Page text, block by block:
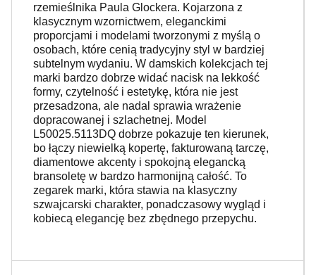
rzemieślnika Paula Glockera. Kojarzona z
klasycznym wzornictwem, eleganckimi
proporcjami i modelami tworzonymi z myślą o
osobach, które cenią tradycyjny styl w bardziej
subtelnym wydaniu. W damskich kolekcjach tej
marki bardzo dobrze widać nacisk na lekkość
formy, czytelność i estetykę, która nie jest
przesadzona, ale nadal sprawia wrażenie
dopracowanej i szlachetnej. Model
L50025.5113DQ dobrze pokazuje ten kierunek,
bo łączy niewielką kopertę, fakturowaną tarczę,
diamentowe akcenty i spokojną elegancką
bransoletę w bardzo harmonijną całość. To
zegarek marki, która stawia na klasyczny
szwajcarski charakter, ponadczasowy wygląd i
kobiecą elegancję bez zbędnego przepychu.